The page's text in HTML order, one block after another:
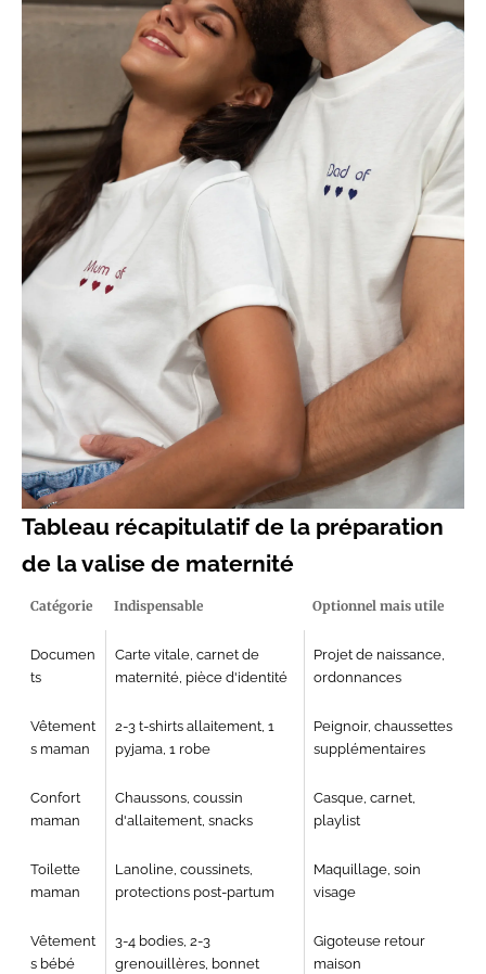
Tableau récapitulatif de la préparation
de la valise de maternité
Catégorie Indispensable Optionnel mais utile
Documen
ts
Carte vitale, carnet de
maternité, pièce d'identité
Projet de naissance,
ordonnances
Vêtement
s maman
2-3 t-shirts allaitement, 1
pyjama, 1 robe
Peignoir, chaussettes
supplémentaires
Confort
maman
Chaussons, coussin
d'allaitement, snacks
Casque, carnet,
playlist
Toilette
maman
Lanoline, coussinets,
protections post-partum
Maquillage, soin
visage
Vêtement
s bébé
3-4 bodies, 2-3
grenouillères, bonnet
Gigoteuse retour
maison